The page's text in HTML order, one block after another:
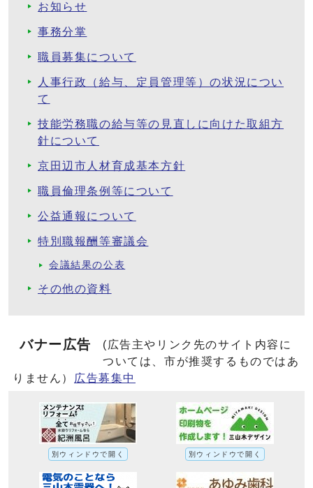
お知らせ
事務分掌
職員募集について
人事行政（給与、定員管理等）の状況につい
て
技能労務職の給与等の見直しに向けた取組方
針について
京田辺市人材育成基本方針
職員倫理条例等について
公益通報について
特別職報酬等審議会
会議結果の公表
その他の資料
バナー広告
(広告主やリンク先のサイト内容に
ついては、市が推奨するものではあ
りません）
広告募集中
別ウィンドウで開く 別ウィンドウで開く